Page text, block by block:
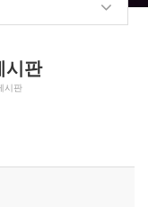
시판
시판